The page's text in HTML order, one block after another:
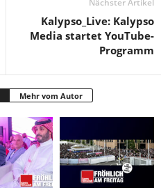
Nächster Artikel
Kalypso_Live: Kalypso
Media startet YouTube-
Programm
Mehr vom Autor